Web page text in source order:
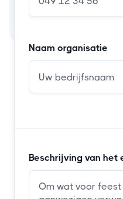
Naam organisatie
Beschrijving van het